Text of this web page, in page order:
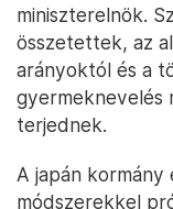
miniszterelnök.
összetettek, az
arányoktól és a
gyermeknevelés
terjednek.
A japán
módszerekkel